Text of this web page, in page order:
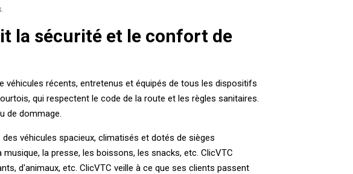
la sécurité et le confort de
récents, entretenus et équipés de tous les dispositifs
qui respectent le code de la route et les règles sanitaires.
de dommage.
véhicules spacieux, climatisés et dotés de sièges
la presse, les boissons, les snacks, etc. ClicVTC
d'animaux, etc. ClicVTC veille à ce que ses clients passent